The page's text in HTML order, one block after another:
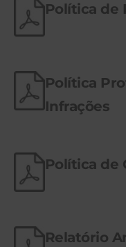
Política de
Política
Infrações
Política de
Relatório